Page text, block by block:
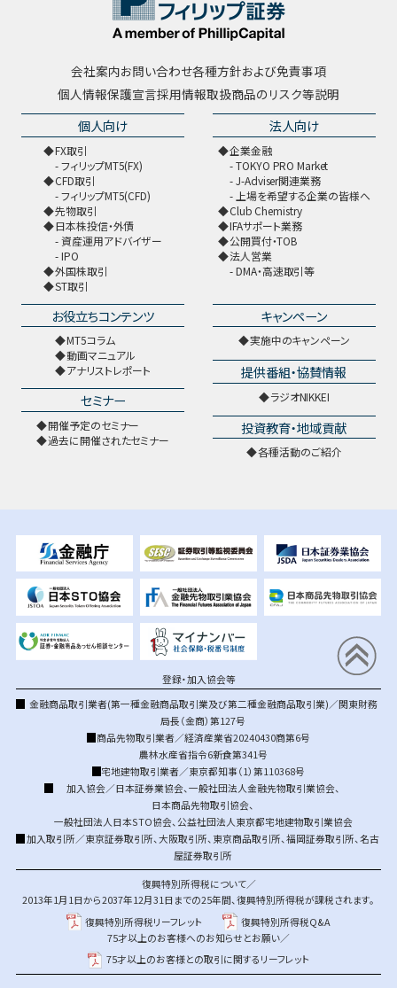
会社案内お問い合わせ各種方針および免責事項
個人情報保護宣言採用情報取扱商品のリスク等説明
個人向け
FX取引
フィリップMT5(FX)
CFD取引
フィリップMT5(CFD)
先物取引
日本株投信・外債
資産運用アドバイザー
IPO
外国株取引
ST取引
法人向け
企業金融
TOKYO PRO Market
J-Adviser関連業務
上場を希望する企業の皆様へ
Club Chemistry
IFAサポート業務
公開買付・TOB
法人営業
DMA・高速取引等
お役立ちコンテンツ
MT5コラム
動画マニュアル
アナリストレポート
セミナー
開催予定のセミナー
過去に開催されたセミナー
キャンペーン
実施中のキャンペーン
提供番組・協賛情報
ラジオNIKKEI
投資教育・地域貢献
各種活動のご紹介
登録・加入協会等
金融商品取引業者(第一種金融商品取引業及び第二種金融商品取引業)／関東財務
局長（金商）第127号
商品先物取引業者／経済産業省20240430商第6号
農林水産省指令6新食第341号
宅地建物取引業者／東京都知事（1）第110368号
加入協会／日本証券業協会、 一般社団法人金融先物取引業協会、
日本商品先物取引協会、
一般社団法人日本STO協会、 公益社団法人東京都宅地建物取引業協会
加入取引所／東京証券取引所、大阪取引所、 東京商品取引所、福岡証券取引所、名古
屋証券取引所
復興特別所得税について／
2013年1月1日から2037年12月31日までの25年間、復興特別所得税が課税されます。
復興特別所得税リーフレット
復興特別所得税Q&A
75才以上のお客様へのお知らせとお願い／
75才以上のお客様との取引に関するリーフレット